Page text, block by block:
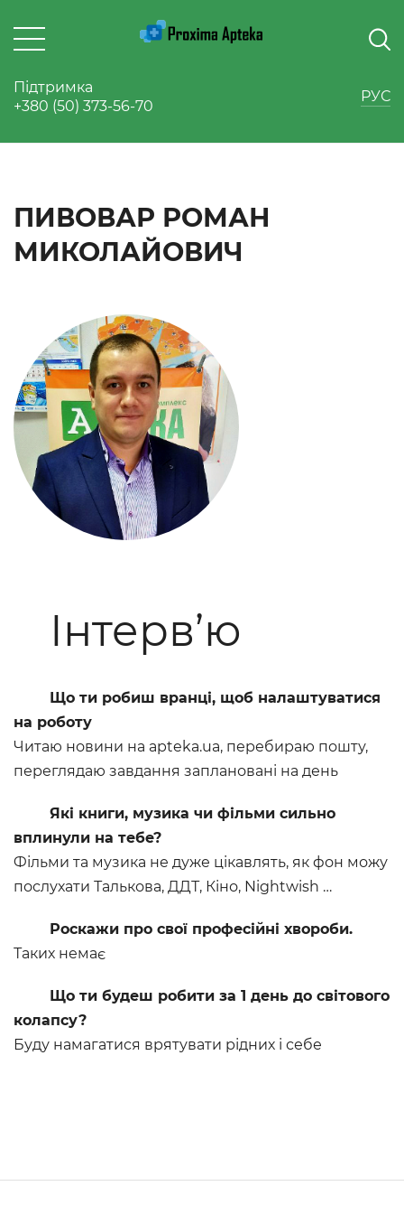
РУС
Підтримка
+380 (50) 373-56-70
ПИВОВАР РОМАН
МИКОЛАЙОВИЧ
Інтерв’ю
Що ти робиш вранці, щоб налаштуватися
на роботу
Читаю новини на apteka.ua, перебираю пошту,
переглядаю завдання заплановані на день
Які книги, музика чи фільми сильно
вплинули на тебе?
Фільми та музика не дуже цікавлять, як фон можу
послухати Талькова, ДДТ, Кіно, Nightwish …
Роскажи про свої професійні хвороби.
Таких немає
Що ти будеш робити за 1 день до світового
колапсу?
Буду намагатися врятувати рідних і себе